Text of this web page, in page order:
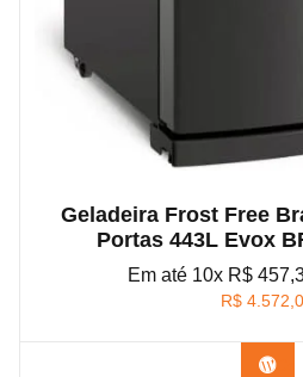
Geladeira Frost Free
Portas 443L Evox
Em até 10x R$
R$